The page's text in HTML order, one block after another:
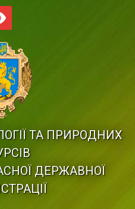
ТА ПРИРОДНИХ
ДЕРЖАВНОЇ